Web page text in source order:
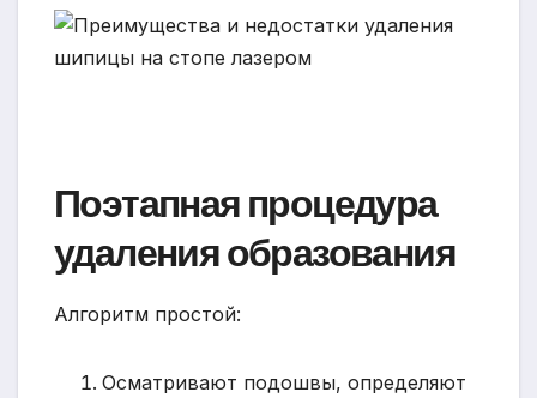
Поэтапная процедура
удаления образования
Алгоритм простой:
Осматривают подошвы, определяют